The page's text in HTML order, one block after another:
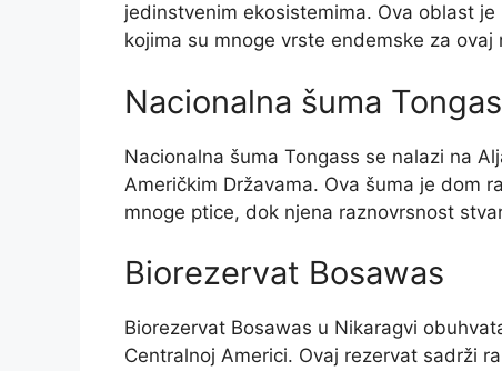
jedinstvenim ekosistemima. Ova oblast
kojima su mnoge vrste endemske za ovaj
Nacionalna šuma
Nacionalna šuma Tongass se nalazi na
Američkim Državama. Ova šuma je dom
mnoge ptice, dok njena raznovrsnost
Biorezervat Bosawas
Biorezervat Bosawas u Nikaragvi
Centralnoj Americi. Ovaj rezervat sadrži